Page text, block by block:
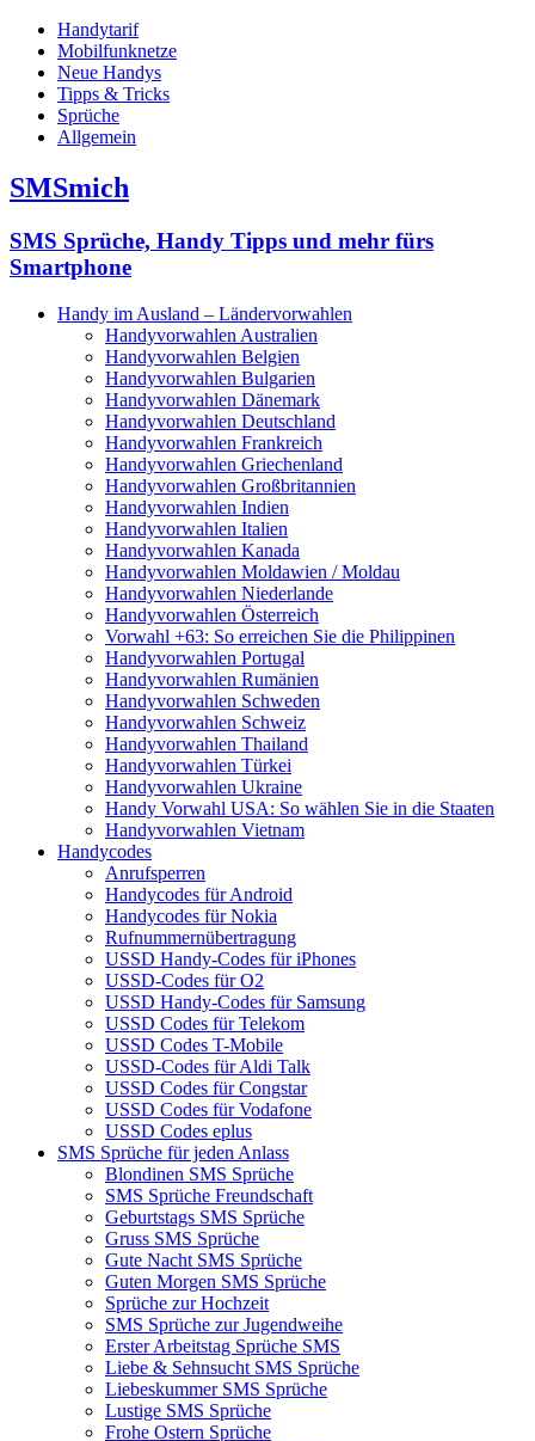
Handytarif
Mobilfunknetze
Neue Handys
Tipps & Tricks
Sprüche
Allgemein
SMSmich
SMS Sprüche, Handy Tipps und mehr fürs
Smartphone
Handy im Ausland – Ländervorwahlen
Handyvorwahlen Australien
Handyvorwahlen Belgien
Handyvorwahlen Bulgarien
Handyvorwahlen Dänemark
Handyvorwahlen Deutschland
Handyvorwahlen Frankreich
Handyvorwahlen Griechenland
Handyvorwahlen Großbritannien
Handyvorwahlen Indien
Handyvorwahlen Italien
Handyvorwahlen Kanada
Handyvorwahlen Moldawien / Moldau
Handyvorwahlen Niederlande
Handyvorwahlen Österreich
Vorwahl +63: So erreichen Sie die Philippinen
Handyvorwahlen Portugal
Handyvorwahlen Rumänien
Handyvorwahlen Schweden
Handyvorwahlen Schweiz
Handyvorwahlen Thailand
Handyvorwahlen Türkei
Handyvorwahlen Ukraine
Handy Vorwahl USA: So wählen Sie in die Staaten
Handyvorwahlen Vietnam
Handycodes
Anrufsperren
Handycodes für Android
Handycodes für Nokia
Rufnummernübertragung
USSD Handy-Codes für iPhones
USSD-Codes für O2
USSD Handy-Codes für Samsung
USSD Codes für Telekom
USSD Codes T-Mobile
USSD-Codes für Aldi Talk
USSD Codes für Congstar
USSD Codes für Vodafone
USSD Codes eplus
SMS Sprüche für jeden Anlass
Blondinen SMS Sprüche
SMS Sprüche Freundschaft
Geburtstags SMS Sprüche
Gruss SMS Sprüche
Gute Nacht SMS Sprüche
Guten Morgen SMS Sprüche
Sprüche zur Hochzeit
SMS Sprüche zur Jugendweihe
Erster Arbeitstag Sprüche SMS
Liebe & Sehnsucht SMS Sprüche
Liebeskummer SMS Sprüche
Lustige SMS Sprüche
Frohe Ostern Sprüche